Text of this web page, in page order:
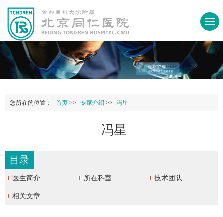
您所在的位置： 首页 >> 专家介绍 >> 冯星
冯星
目录
医生简介 所在科室 技术团队
相关文章